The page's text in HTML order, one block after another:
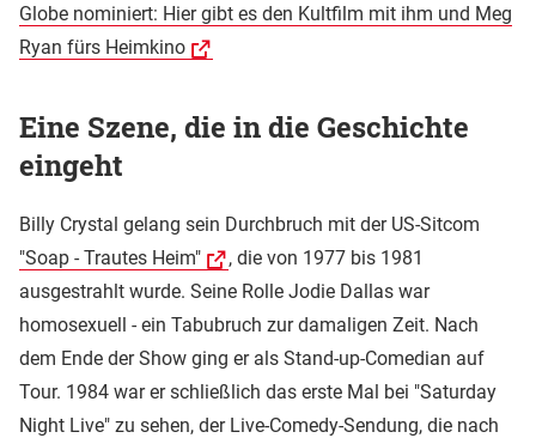
Globe nominiert: Hier gibt es den Kultfilm mit ihm und Meg
Ryan fürs Heimkino
Eine Szene, die in die Geschichte
eingeht
Billy Crystal gelang sein Durchbruch mit der US-Sitcom
"Soap - Trautes Heim"
, die von 1977 bis 1981
ausgestrahlt wurde. Seine Rolle Jodie Dallas war
homosexuell - ein Tabubruch zur damaligen Zeit. Nach
dem Ende der Show ging er als Stand-up-Comedian auf
Tour. 1984 war er schließlich das erste Mal bei "Saturday
Night Live" zu sehen, der Live-Comedy-Sendung, die nach